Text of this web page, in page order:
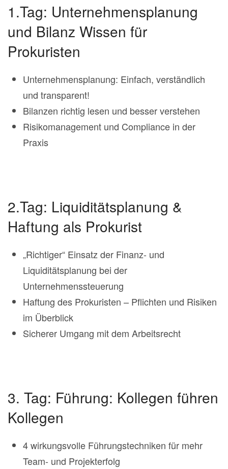
1.Tag: Unternehmensplanung
und Bilanz Wissen für
Prokuristen
Unternehmensplanung: Einfach, verständlich
und transparent!
Bilanzen richtig lesen und besser verstehen
Risikomanagement und Compliance in der
Praxis
2.Tag: Liquiditätsplanung &
Haftung als Prokurist
„Richtiger“ Einsatz der Finanz- und
Liquiditätsplanung bei der
Unternehmenssteuerung
Haftung des Prokuristen – Pflichten und Risiken
im Überblick
Sicherer Umgang mit dem Arbeitsrecht
3. Tag: Führung: Kollegen führen
Kollegen
4 wirkungsvolle Führungstechniken für mehr
Team- und Projekterfolg